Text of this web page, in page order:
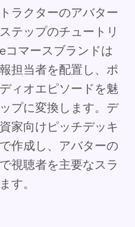
ラクターのアバター
テップのチュートリ
コマースブランドは
担当者を配置し、ポ
ィオエピソードを魅
プに変換します。デ
家向けピッチデッキ
作成し、アバターの
視聴者を主要なスラ
す。